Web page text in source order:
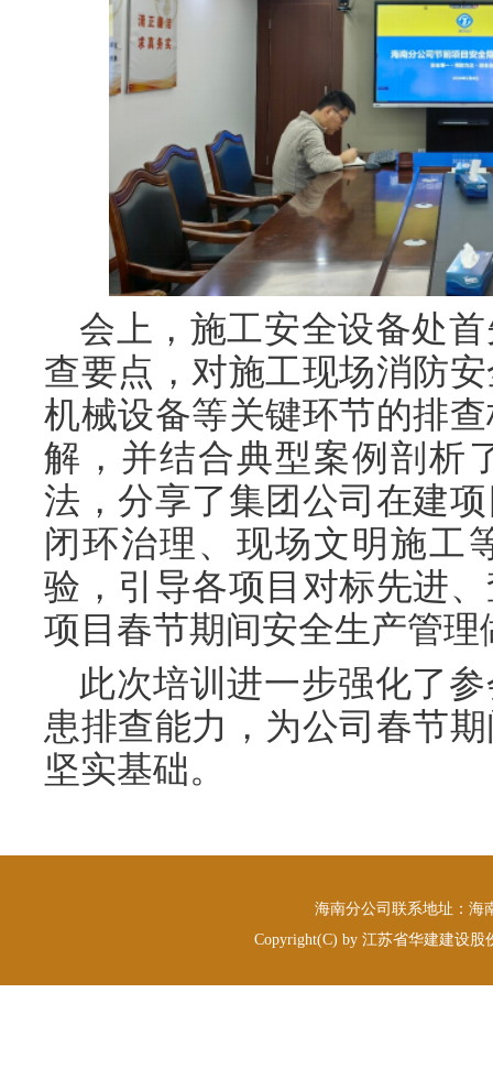
会上，施工安全设备处
查要点，对施工现场消防
机械设备等关键环节的排
解，并结合典型案例剖析
法，分享了集团公司在建
闭环治理、现场文明施工
验，引导各项目对标先进
项目春节期间安全生产管
此次培训进一步强化了
患排查能力，为公司春节
坚实基础。
海南分公司联系地址：海
Copyright(C) by 江苏省华建建设